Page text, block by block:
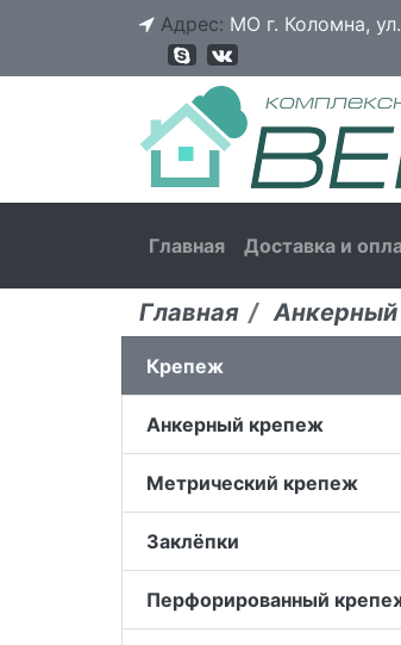
Адрес: МО г. Коломна,
Главная Доставка и
Главная
Крепеж
Анкерный крепеж
Метрический крепеж
Заклёпки
Перфорированный